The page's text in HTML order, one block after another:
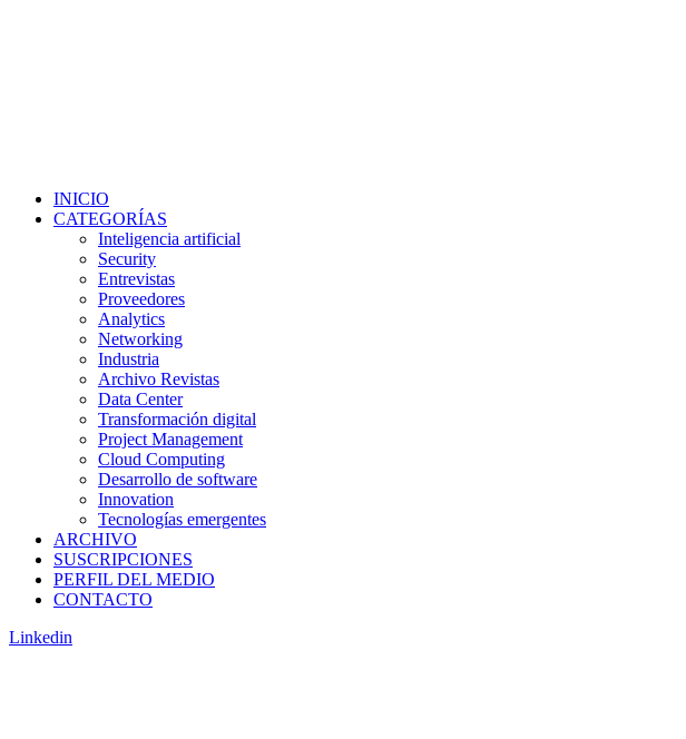
INICIO
CATEGORÍAS
Inteligencia artificial
Security
Entrevistas
Proveedores
Analytics
Networking
Industria
Archivo Revistas
Data Center
Transformación digital
Project Management
Cloud Computing
Desarrollo de software
Innovation
Tecnologías emergentes
ARCHIVO
SUSCRIPCIONES
PERFIL DEL MEDIO
CONTACTO
Linkedin